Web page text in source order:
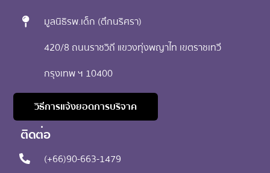
มูลนิธิรพ.เด็ก (ตึกนริศรา)
420/8 ถนนราชวิถี แขวงทุ่งพญาไท เขตราชเทวี
กรุงเทพ ฯ 10400
วิธีการแจ้งยอดการบริจาค
ติดต่อ​
(+66)90-663-1479